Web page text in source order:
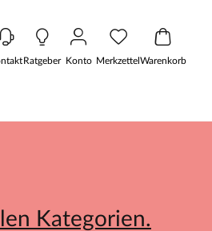
Ratgeber Konto MerkzettelWarenkorb
Kategorien.